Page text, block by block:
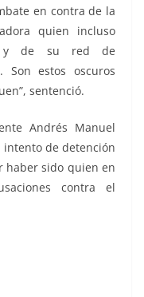
en contra de la
quien incluso
y de su red de
Son estos oscuros
sentenció.
Andrés Manuel
intento de detención
haber sido quien en
contra el